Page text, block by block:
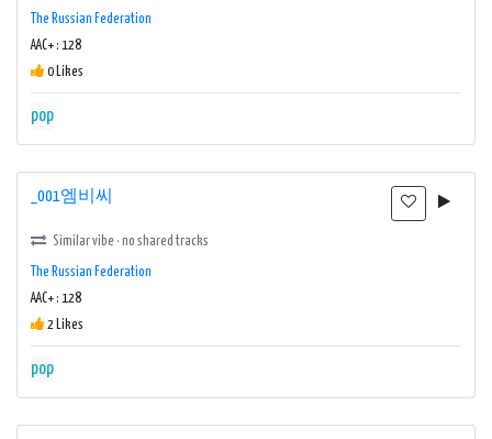
The Russian Federation
AAC+ : 128
0 Likes
pop
_001엠비씨
Similar vibe · no shared tracks
The Russian Federation
AAC+ : 128
2 Likes
pop